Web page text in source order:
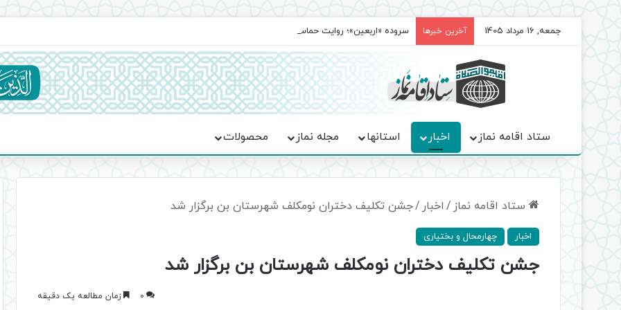
جمعه, 16 مرداد 1405 آخرین خبرها سروده‌ «اربعین»؛ روایت حماسه، استقامت و تمدن‌سازی امت اسلامی
ستاد اقامه نماز اخبار استانها مجله نماز محصولات
ستاد اقامه نماز / اخبار /جشن تکلیف دختران نومکلف شهرستان بن برگزار شد
اخبار چهارمحال و بختیاری
جشن تکلیف دختران نومکلف شهرستان بن برگزار شد
0 زمان مطالعه یک دقیقه